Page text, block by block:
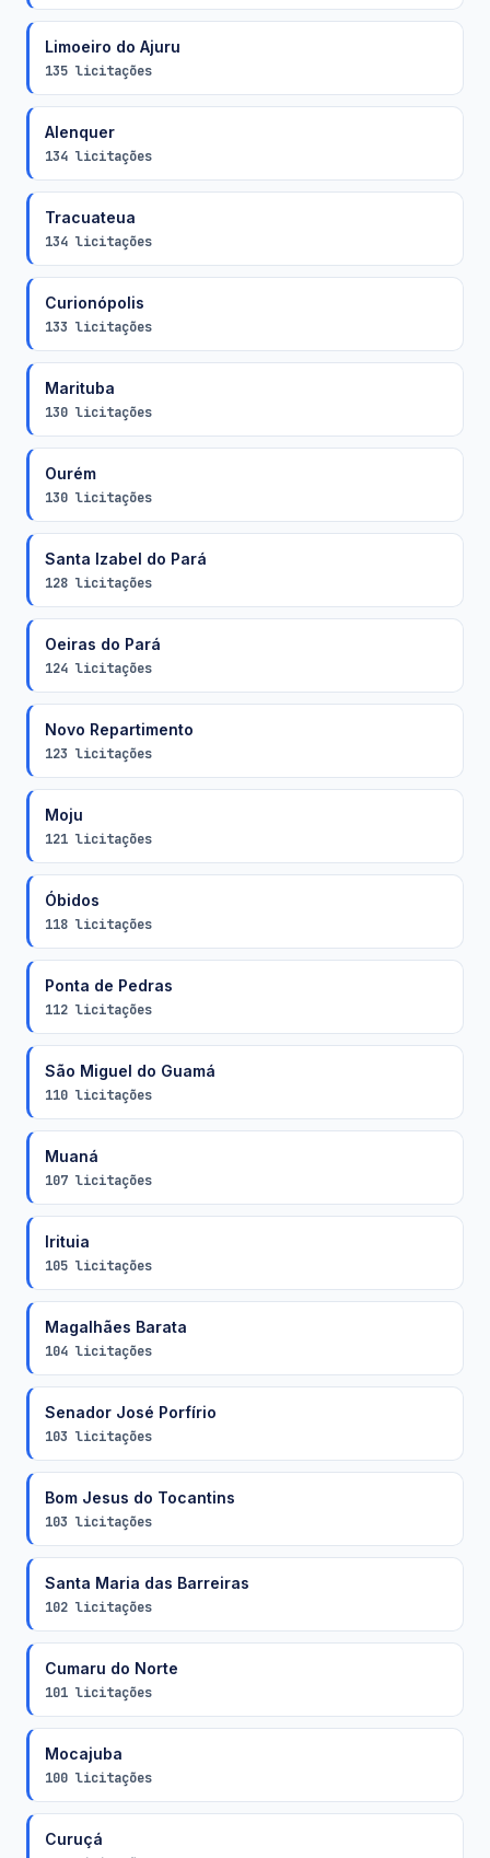
Limoeiro do Ajuru
135 licitações
Alenquer
134 licitações
Tracuateua
134 licitações
Curionópolis
133 licitações
Marituba
130 licitações
Ourém
130 licitações
Santa Izabel do Pará
128 licitações
Oeiras do Pará
124 licitações
Novo Repartimento
123 licitações
Moju
121 licitações
Óbidos
118 licitações
Ponta de Pedras
112 licitações
São Miguel do Guamá
110 licitações
Muaná
107 licitações
Irituia
105 licitações
Magalhães Barata
104 licitações
Senador José Porfírio
103 licitações
Bom Jesus do Tocantins
103 licitações
Santa Maria das Barreiras
102 licitações
Cumaru do Norte
101 licitações
Mocajuba
100 licitações
Curuçá